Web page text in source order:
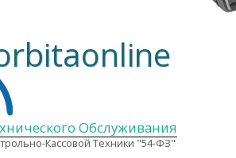
Обслуживания
Кассовой Техники "54-ФЗ"